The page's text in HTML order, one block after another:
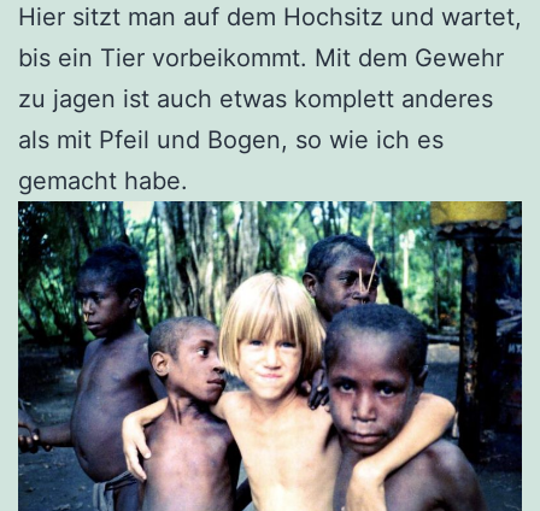
Hier sitzt man auf dem Hochsitz und wartet,
bis ein Tier vorbeikommt. Mit dem Gewehr
zu jagen ist auch etwas komplett anderes
als mit Pfeil und Bogen, so wie ich es
gemacht habe.